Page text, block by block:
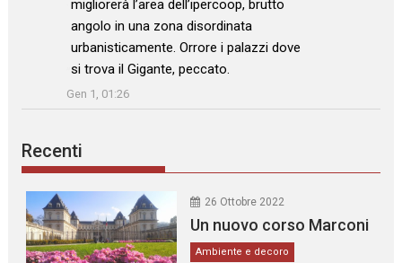
migliorerà l’area dell’ipercoop, brutto
angolo in una zona disordinata
urbanisticamente. Orrore i palazzi dove
si trova il Gigante, peccato.
”
Gen 1, 01:26
Recenti
26 Ottobre 2022
Un nuovo corso Marconi
Ambiente e decoro